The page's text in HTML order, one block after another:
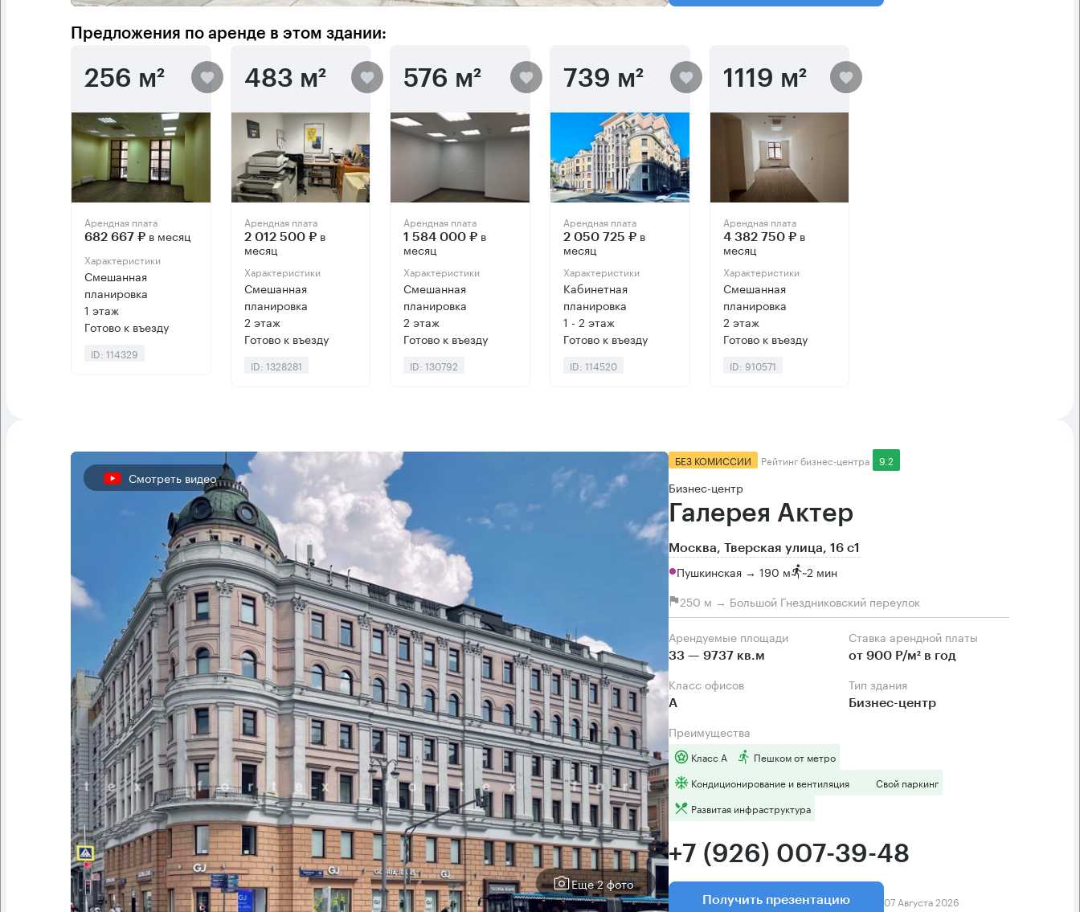
Предложения по аренде в этом здании:
256 м²
Арендная плата
682 667 ₽ в месяц
Характеристики
Смешанная
планировка
1 этаж
Готово к въезду
ID: 114329
483 м²
Арендная плата
2 012 500 ₽в
месяц
Характеристики
Смешанная
планировка
2 этаж
Готово к въезду
ID: 1328281
576 м²
Арендная плата
1 584 000 ₽ в
месяц
Характеристики
Смешанная
планировка
2 этаж
Готово к въезду
ID: 130792
739 м²
Арендная плата
2 050 725 ₽в
месяц
Характеристики
Кабинетная
планировка
1 - 2 этаж
Готово к въезду
ID: 114520
1119 м²
Арендная плата
4 382 750 ₽в
месяц
Характеристики
Смешанная
планировка
2 этаж
Готово к въезду
ID: 910571
Смотреть видео
Еще 2 фото
БЕЗ КОМИССИИ Рейтинг бизнес-центра 9.2
Бизнес-центр
Галерея Актер
Москва, Тверская улица, 16 с1
Пушкинская → 190 м ~2 мин
250 м → Большой Гнездниковский переулок
Арендуемые площади
33 — 9737 кв.м
Ставка арендной платы
от 900 Р/м² в год
Класс офисов
А
Тип здания
Бизнес-центр
Преимущества
Класс А
Пешком от метро
Кондиционирование и вентиляция
Свой паркинг
Развитая инфраструктура
+7 (926) 007-39-48
Получить презентацию 07 Августа 2026